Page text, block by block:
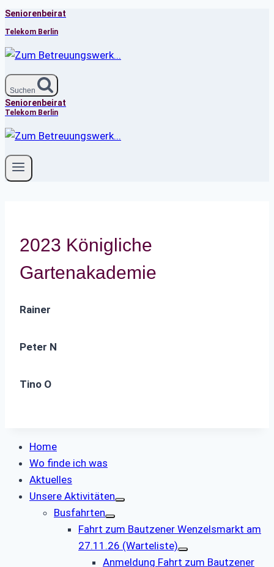
Zum
Inhalt
springen
Seniorenbeirat
Telekom Berlin
Suchen
Seniorenbeirat
Telekom Berlin
2023 Königliche
Gartenakademie
Rainer
Peter N
Tino O
Home
Wo finde ich was
Aktuelles
Unsere Aktivitäten
Busfahrten
Fahrt zum Bautzener Wenzelsmarkt am
27.11.26 (Warteliste)
Anmeldung Fahrt zum Bautzener